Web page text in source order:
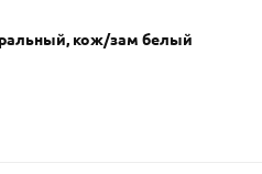
кож/зам белый